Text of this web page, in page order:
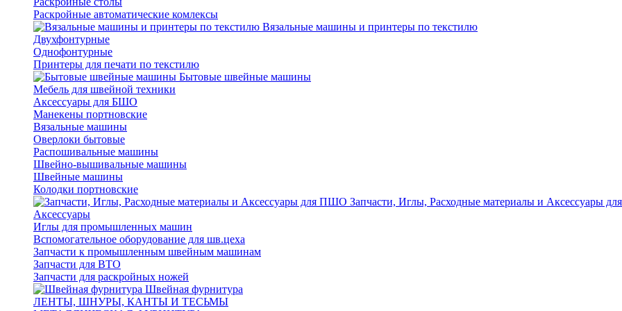
Раскройные автоматические комлексы
Вязальные машины и принтеры по текстилю
Двухфонтурные
Однофонтурные
Принтеры для печати по текстилю
Бытовые швейные машины
Мебель для швейной техники
Аксессуары для БШО
Манекены портновские
Вязальные машины
Оверлоки бытовые
Распошивальные машины
Швейно-вышивальные машины
Швейные машины
Колодки портновские
Запчасти, Иглы, Расходные материалы и Аксессуары
Аксессуары
Иглы для промышленных машин
Вспомогательное оборудование для шв.цеха
Запчасти к промышленным швейным машинам
Запчасти для ВТО
Запчасти для раскройных ножей
Швейная фурнитура
ЛЕНТЫ, ШНУРЫ, КАНТЫ И ТЕСЬМЫ